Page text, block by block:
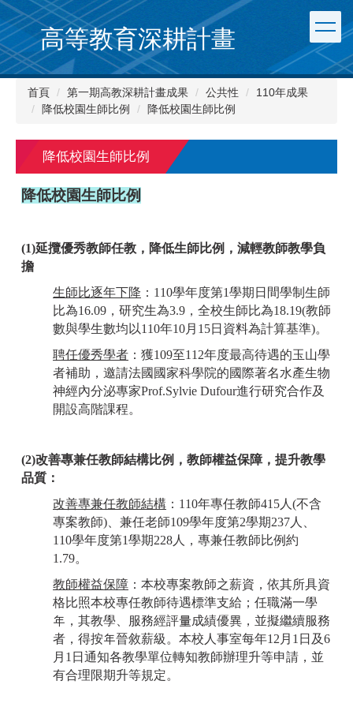
跳
到
主
要
內
高等教育深耕計畫
首頁 第一期高教深耕計畫成果 公共性
110年成果
降低校園生師比例
降低校園生師比例
降低校園生師比例
降低校園生師比例
(1)延攬優秀教師任教，降低生師比例，減輕教師教學負
擔
生師比逐年下降 ：110學年度第1學期日間學制生師
比為16.09，研究生為3.9，全校生師比為18.19(教師
數與學生數均以110年10月15日資料為計算基準)。
聘任優秀學者 ：獲109至112年度最高待遇的玉山學
者補助，邀請法國國家科學院的國際著名水產生物
神經內分泌專家Prof.Sylvie Dufour進行研究合作及
開設高階課程。
(2)改善專兼任教師結構比例，教師權益保障，提升教學
品質：
改善專兼任教師結構 ：110年專任教師415人(不含
專案教師)、兼任老師109學年度第2學期237人、
110學年度第1學期228人，專兼任教師比例約
1.79。
教師權益保障 ：本校專案教師之薪資，依其所具資
格比照本校專任教師待遇標準支給；任職滿一學
年，其教學、服務經評量成績優異，並擬繼續服務
者，得按年晉敘薪級。本校人事室每年12月1日及6
月1日通知各教學單位轉知教師辦理升等申請，並
有合理限期升等規定。